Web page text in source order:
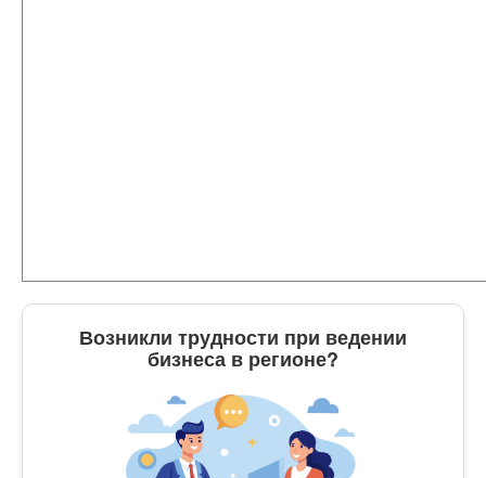
Возникли трудности при ведении
бизнеса в регионе?